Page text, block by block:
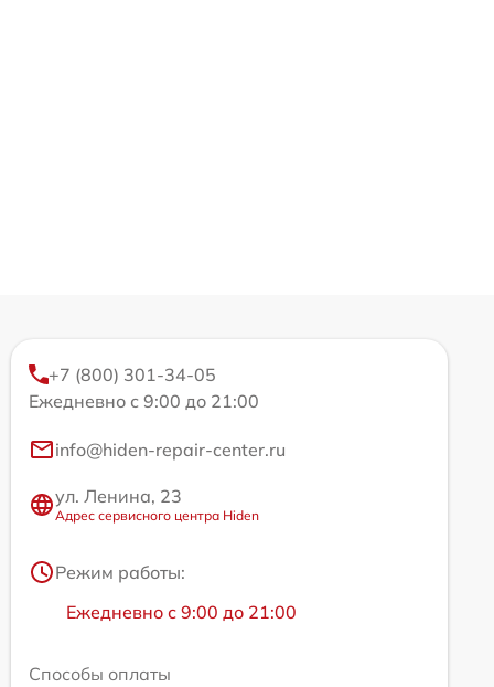
+7 (800) 301-34-05
Ежедневно с 9:00 до 21:00
info@hiden-repair-center.ru
ул. Ленина, 23
Адрес сервисного центра Hiden
Режим работы:
Ежедневно с 9:00 до 21:00
Способы оплаты